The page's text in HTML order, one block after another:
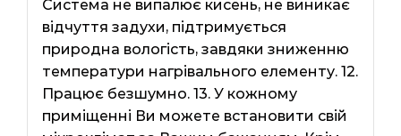
Система не випалює кисень, не виникає
відчуття задухи, підтримується
природна вологість, завдяки зниженню
температури нагрівального елементу. 12.
Працює безшумно. 13. У кожному
приміщенні Ви можете встановити свій